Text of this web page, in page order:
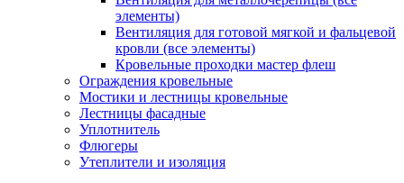
элементы)
Вентиляция для готовой мягкой и фальцевой
кровли (все элементы)
Кровельные проходки мастер флеш
Ограждения кровельные
Мостики и лестницы кровельные
Лестницы фасадные
Уплотнитель
Флюгеры
Утеплители и изоляция